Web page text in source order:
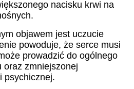
nacisku krwi na
objawem jest uczucie
powoduje, że serce musi
prowadzić do ogólnego
oraz zmniejszonej
psychicznej.